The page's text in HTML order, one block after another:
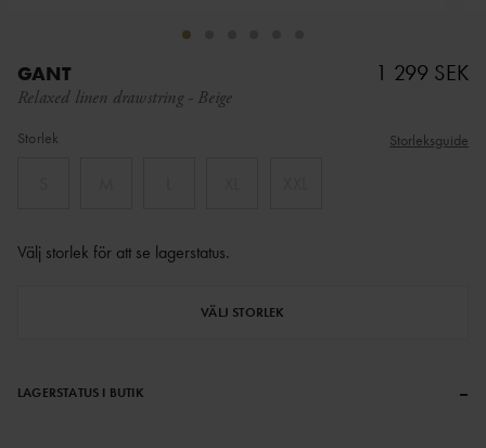
GANT
Relaxed linen drawstring - Beige
1 299 SEK
Storlek Storleksguide
Välj storlek för att se lagerstatus.
VÄLJ STORLEK
LAGERSTATUS I BUTIK –